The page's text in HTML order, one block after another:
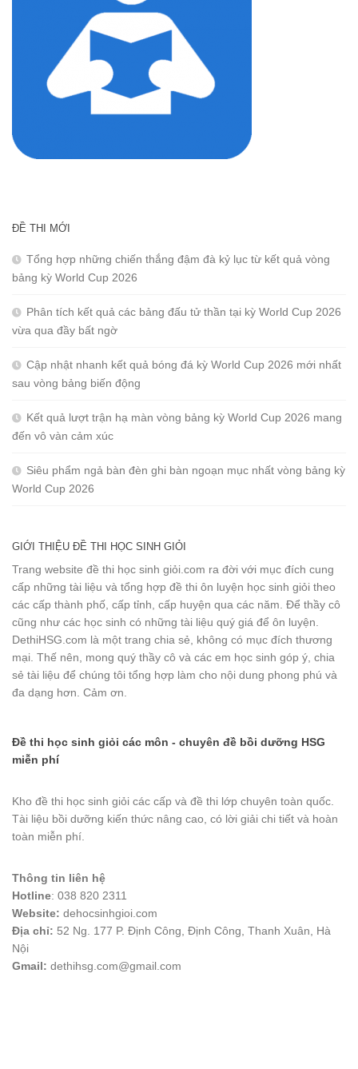
ĐỀ THI MỚI
Tổng hợp những chiến thắng đậm đà kỷ lục từ kết quả vòng
bảng kỳ World Cup 2026
Phân tích kết quả các bảng đấu tử thần tại kỳ World Cup 2026
vừa qua đầy bất ngờ
Cập nhật nhanh kết quả bóng đá kỳ World Cup 2026 mới nhất
sau vòng bảng biến động
Kết quả lượt trận hạ màn vòng bảng kỳ World Cup 2026 mang
đến vô vàn cảm xúc
Siêu phẩm ngả bàn đèn ghi bàn ngoạn mục nhất vòng bảng kỳ
World Cup 2026
GIỚI THIỆU ĐỀ THI HỌC SINH GIỎI
Trang website đề thi học sinh giỏi.com ra đời với mục đích cung
cấp những tài liệu và tổng hợp đề thi ôn luyện học sinh giỏi theo
các cấp thành phố, cấp tỉnh, cấp huyện qua các năm. Để thầy cô
cũng như các học sinh có những tài liệu quý giá để ôn luyện.
DethiHSG.com là một trang chia sẻ, không có mục đích thương
mại. Thế nên, mong quý thầy cô và các em học sinh góp ý, chia
sẻ tài liệu để chúng tôi tổng hợp làm cho nội dung phong phú và
đa dạng hơn. Cảm ơn.
Đề thi học sinh giỏi các môn - chuyên đề bồi dưỡng HSG
miễn phí
Kho đề thi học sinh giỏi các cấp và đề thi lớp chuyên toàn quốc.
Tài liệu bồi dưỡng kiến thức nâng cao, có lời giải chi tiết và hoàn
toàn miễn phí.
Thông tin liên hệ
Hotline: 038 820 2311
Website: dehocsinhgioi.com
Địa chỉ: 52 Ng. 177 P. Định Công, Định Công, Thanh Xuân, Hà
Nội
Gmail: dethihsg.com@gmail.com